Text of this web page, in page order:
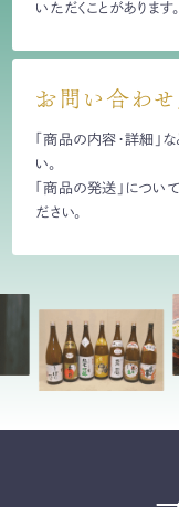
いただくことがあります。
お問い合わせ
「商品の内容・詳細」
い。
「商品の発送」について
ださい。